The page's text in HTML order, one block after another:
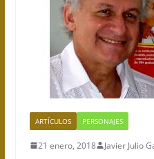
ARTÍCULOS PERSONAJES
21 enero, 2018 Javier Julio